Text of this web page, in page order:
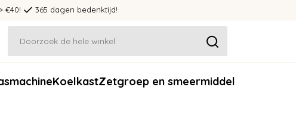
€40! 365 dagen bedenktijd!
KoelkastZetgroep en smeermiddel